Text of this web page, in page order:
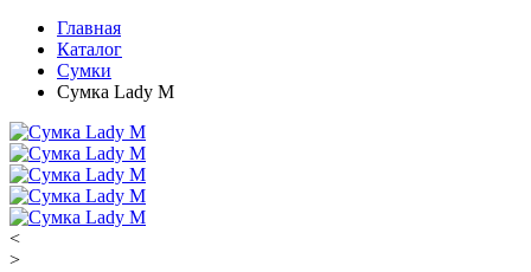
Главная
Каталог
Сумки
Сумка Lady M
<
>